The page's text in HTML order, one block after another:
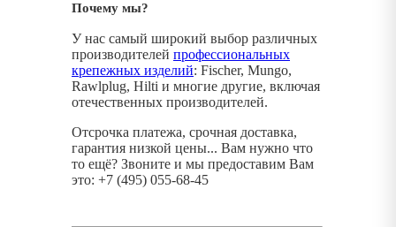
Почему мы?
У нас самый широкий выбор различных
производителей профессиональных
крепежных изделий: Fischer, Mungo,
Rawlplug, Hilti и многие другие, включая
отечественных производителей.
Отсрочка платежа, срочная доставка,
гарантия низкой цены... Вам нужно что
то ещё? Звоните и мы предоставим Вам
это: +7 (495) 055-68-45